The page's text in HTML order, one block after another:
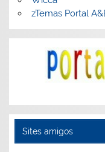
zTemas Portal
Sites amigos